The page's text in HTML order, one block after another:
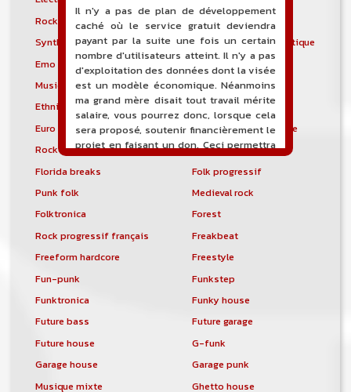
Rock électronique
Electronicore
Synthpunk
Musique électroacoustique
Emo
Emo pop
Musique spectrale
Éthio-jazz
Ethnic electronica
Ethno-jazz
Euro Disco
Musique expérimentale
Rock expérimental
Metal extrême
Florida breaks
Folk progressif
Punk folk
Medieval rock
Folktronica
Forest
Rock progressif français
Freakbeat
Freeform hardcore
Freestyle
Fun-punk
Funkstep
Funktronica
Funky house
Future bass
Future garage
Future house
G-funk
Garage house
Garage punk
Musique mixte
Ghetto house
Il n'y a pas de plan de développement
caché où le service gratuit deviendra
payant par la suite une fois un certain
nombre d'utilisateurs atteint. Il n'y a pas
d'exploitation des données dont la visée
est un modèle économique. Néanmoins
ma grand mère disait tout travail mérite
salaire, vous pourrez donc, lorsque cela
sera proposé, soutenir financièrement le
projet en faisant un don. Ceci permettra
de financer l'hébergement, le nom de
domaine, les heures de maintenance et
de développement du site, et peut-être
de soit que l'ensemble de la
comptabilité sera totalement publique
Un nouveau service de petites annonces
site. Ce service permet, lorsque vous
êtes musiciens ou un groupe, un
musicen(s) ou un groupe, un orchestre,
un DJ, etc...